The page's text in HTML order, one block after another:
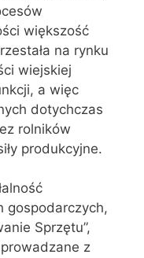
większość
na rynku
wiejskiej
a więc
dotychczas
rolników
produkcyjne.
gospodarczych,
Sprzętu”,
z